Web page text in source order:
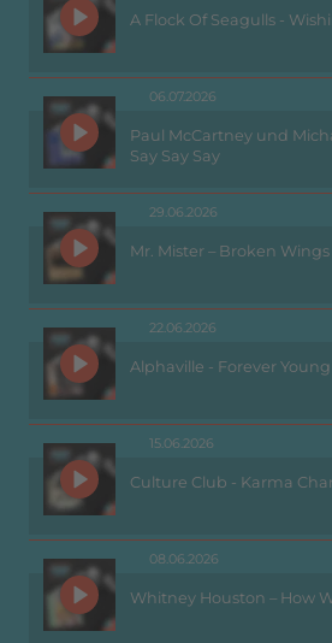
A Flock Of Seagulls -
06.07.2026
Paul McCartney und
Say Say Say
29.06.2026
Mr. Mister – Broken Wings
22.06.2026
Alphaville - Forever Young
15.06.2026
Culture Club - Karma
08.06.2026
Whitney Houston – How